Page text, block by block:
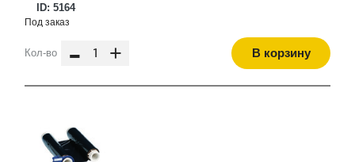
ID: 5164
Под заказ
Кол-во - + В корзину